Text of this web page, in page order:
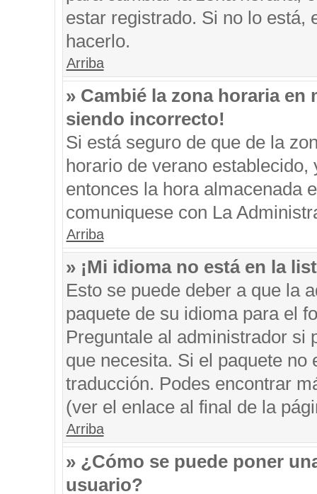
estar registrado. Si no lo está,
hacerlo.
Arriba
» Cambié la zona horaria
siendo incorrecto!
Si está seguro de que de la
horario de verano
entonces la hora almacenada
comuniquese con La
Arriba
» ¡Mi idioma no está en la
Esto se puede deber a que la
paquete de su idioma para el
Preguntale al administrador si
que necesita. Si el paquete
traducción. Podes encontrar
(ver el enlace al final de la
Arriba
» ¿Cómo se puede poner
usuario?